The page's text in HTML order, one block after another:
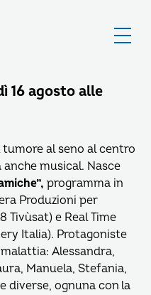
16 agosto alle
al seno al centro
musical. Nasce
programma in
Produzioni per
Tivùsat) e Real Time
Italia). Protagoniste
Alessandra,
Manuela, Stefania,
diverse, ognuna con la